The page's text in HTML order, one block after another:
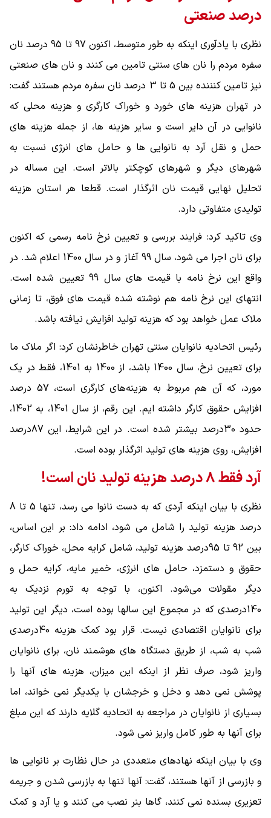
درصد صنعتی
نظری با یادآوری اینکه به طور متوسط، اکنون 97 تا 95 درصد نان
سفره مردم را نان های سنتی تامین می کنند و نان های صنعتی
نیز تامین کنننده بین 5 تا 3 درصد نان سفره مردم هستند گفت:
در تهران هزینه های خورد و خوراک کارگری و هزینه محلی که
نانوایی در آن دایر است و سایر هزینه ها، از جمله هزینه های
حمل و نقل آرد به نانوایی ها و حامل های انرژی نسبت به
شهرهای دیگر و شهرهای کوچکتر بالاتر است. این مساله در
تحلیل نهایی قیمت نان اثرگذار است. قطعا هر استان هزینه
تولیدی متفاوتی دارد.
وی تاکید کرد: فرایند بررسی و تعیین نرخ نامه رسمی که اکنون
برای نان اجرا می شود، سال 99 آغاز و در سال 1400 اعلام شد. در
واقع این نرخ نامه با قیمت های سال 99 تعیین شده است.
انتهای این نرخ نامه هم نوشته شده قیمت های فوق، تا زمانی
ملاک عمل خواهد بود که هزینه تولید افزایش نیافته باشد.
رئیس اتحادیه نانوایان سنتی تهران خاطرنشان کرد: اگر ملاک ما
برای تعیین نرخ، سال 1400 باشد، از 1400 به 1401، فقط در یک
مورد، که آن هم مربوط به هزینه‌های کارگری است، 57 درصد
افزایش حقوق کارگر داشته ایم. این رقم، از سال 1401، به 1402،
حدود 30درصد بیشتر شده است. در این شرایط، این 87درصد
افزایش، روی هزینه های تولید اثرگذار بوده است.
آرد فقط 8 درصد هزینه تولید نان است!
نظری با بیان اینکه آردی که به دست نانوا می رسد، تنها 5 تا 8
درصد هزینه تولید را شامل می شود، ادامه داد: بر این اساس،
بین 92 تا 95درصد هزینه تولید، شامل کرایه محل، خوراک کارگر،
حقوق و دستمزد، حامل های انرژی، خمیر مایه، کرایه حمل و
دیگر مقولات می‌شود. اکنون، با توجه به تورم نزدیک به
140درصدی که در مجموع این سالها بوده است، دیگر این تولید
برای نانوایان اقتصادی نیست. قرار بود کمک هزینه 40درصدی
شب به شب، از طریق دستگاه های هوشمند نان، برای نانوایان
واریز شود، صرف نظر از اینکه این میزان، هزینه های آنها را
پوشش نمی دهد و دخل و خرجشان با یکدیگر نمی خواند، اما
بسیاری از نانوایان در مراجعه به اتحادیه گلایه دارند که این مبلغ
برای آنها به طور کامل واریز نمی شود.
وی با بیان اینکه نهادهای متعددی در حال نظارت بر نانوایی ها
و بازرسی از آنها هستند، گفت: آنها تنها به بازرسی شدن و جریمه
تعزیری بسنده نمی کنند، گاها بنر نصب می کنند و یا آرد و کمک